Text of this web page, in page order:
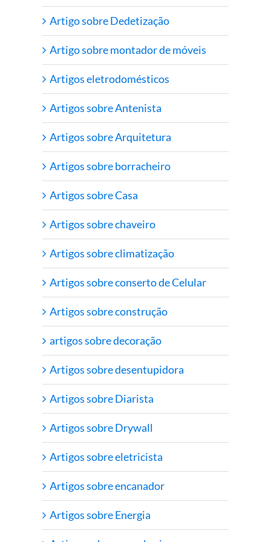
Artigo sobre Dedetização
Artigo sobre montador de móveis
Artigos eletrodomésticos
Artigos sobre Antenista
Artigos sobre Arquitetura
Artigos sobre borracheiro
Artigos sobre Casa
Artigos sobre chaveiro
Artigos sobre climatização
Artigos sobre conserto de Celular
Artigos sobre construção
artigos sobre decoração
Artigos sobre desentupidora
Artigos sobre Diarista
Artigos sobre Drywall
Artigos sobre eletricista
Artigos sobre encanador
Artigos sobre Energia